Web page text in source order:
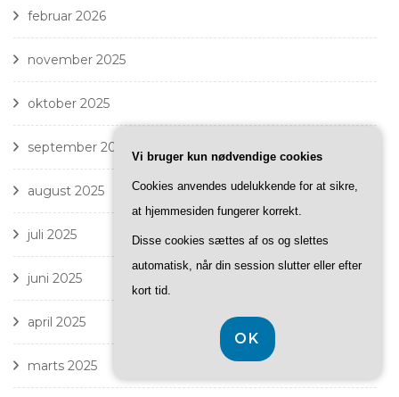
februar 2026
november 2025
oktober 2025
september 2025
august 2025
juli 2025
juni 2025
april 2025
marts 2025
Vi bruger kun nødvendige cookies
Cookies anvendes udelukkende for at sikre,
at hjemmesiden fungerer korrekt.
Disse cookies sættes af os og slettes
automatisk, når din session slutter eller efter
kort tid.
OK